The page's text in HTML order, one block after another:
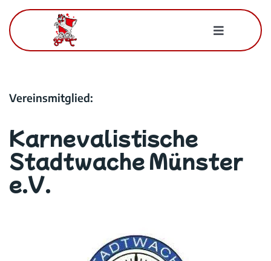
Zum
Inhalt
springen
Toggle
Der BWK
Kontakt
Suche
nach:
Vereinsmitglied:
Karnevalistische
Stadtwache Münster
e.V.